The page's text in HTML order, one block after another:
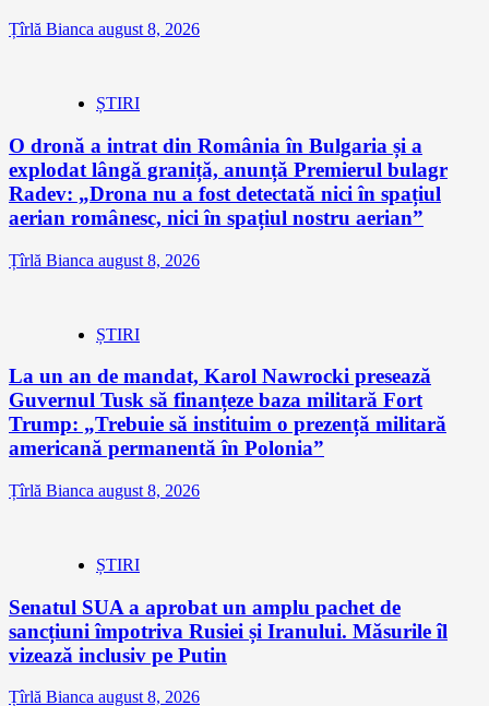
Țîrlă Bianca august 8, 2026
ȘTIRI
O dronă a intrat din România în Bulgaria și a
explodat lângă graniță, anunță Premierul bulagr
Radev: „Drona nu a fost detectată nici în spațiul
aerian românesc, nici în spațiul nostru aerian”
Țîrlă Bianca august 8, 2026
ȘTIRI
La un an de mandat, Karol Nawrocki presează
Guvernul Tusk să finanțeze baza militară Fort
Trump: „Trebuie să instituim o prezență militară
americană permanentă în Polonia”
Țîrlă Bianca august 8, 2026
ȘTIRI
Senatul SUA a aprobat un amplu pachet de
sancțiuni împotriva Rusiei și Iranului. Măsurile îl
vizează inclusiv pe Putin
Țîrlă Bianca august 8, 2026